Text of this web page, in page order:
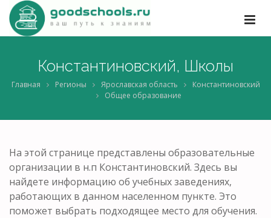
Константиновский, Школы
Главная Регионы Ярославская область
Константиновский
Общее образование
На этой странице представлены образовательные
организации в н.п Константиновский. Здесь вы
найдете информацию об учебных заведениях,
работающих в данном населенном пункте. Это
поможет выбрать подходящее место для обучения.